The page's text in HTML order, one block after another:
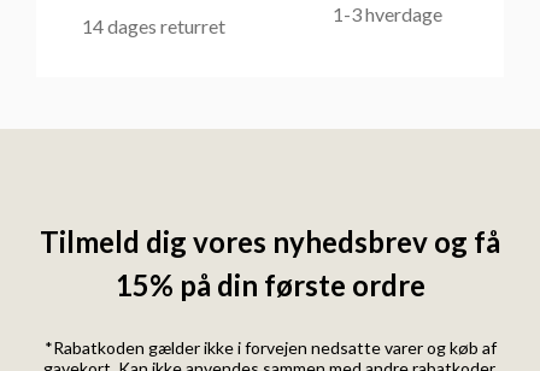
14 dages returret
1-3 hverdage
Tilmeld dig vores nyhedsbrev og få
15% på din første ordre
*Rabatkoden gælder ikke i forvejen nedsatte varer og køb af